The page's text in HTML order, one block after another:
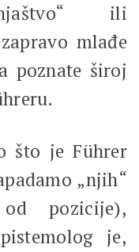
ili
mlađe
poznate široj
što je Führer
„njih“
pozicije),
je,